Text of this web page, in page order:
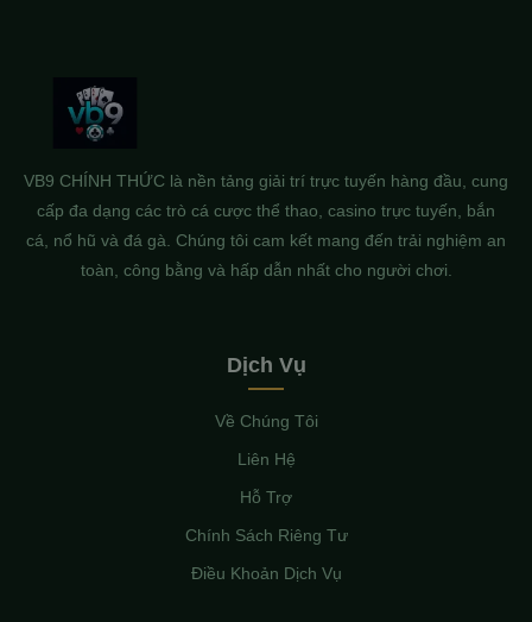
VB9 CHÍNH THỨC là nền tảng giải trí trực tuyến hàng đầu, cung
cấp đa dạng các trò cá cược thể thao, casino trực tuyến, bắn
cá, nổ hũ và đá gà. Chúng tôi cam kết mang đến trải nghiệm an
toàn, công bằng và hấp dẫn nhất cho người chơi.
Dịch Vụ
Về Chúng Tôi
Liên Hệ
Hỗ Trợ
Chính Sách Riêng Tư
Điều Khoản Dịch Vụ